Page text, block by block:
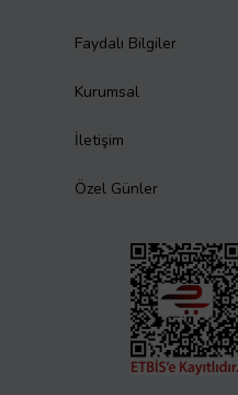
Faydalı Bilgiler
Kurumsal
İletişim
Özel Günler